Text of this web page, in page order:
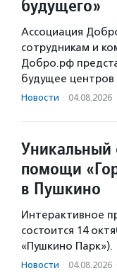
будущего»
Ассоциация
сотрудникам и
Добро.рф
будущее центров
Новости · 04.08.2026
Уникальный
помощи
в Пушкино
Интерактивное
состоится 14
«Пушкино Парк»).
Новости · 04.08.2026 ·